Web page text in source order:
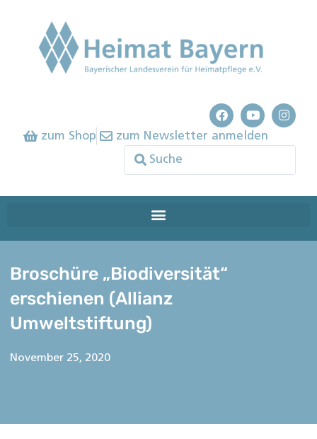
zum Shop zum Newsletter anmelden
Broschüre „Biodiversität“
erschienen (Allianz
Umweltstiftung)
November 25, 2020